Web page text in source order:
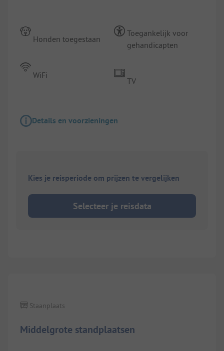
Honden toegestaan
WiFi
Toegankelijk voor
gehandicapten
TV
Details en voorzieningen
Kies je reisperiode om prijzen te vergelijken
Selecteer je reisdata
Middelgrote standplaatsen
Staanplaats